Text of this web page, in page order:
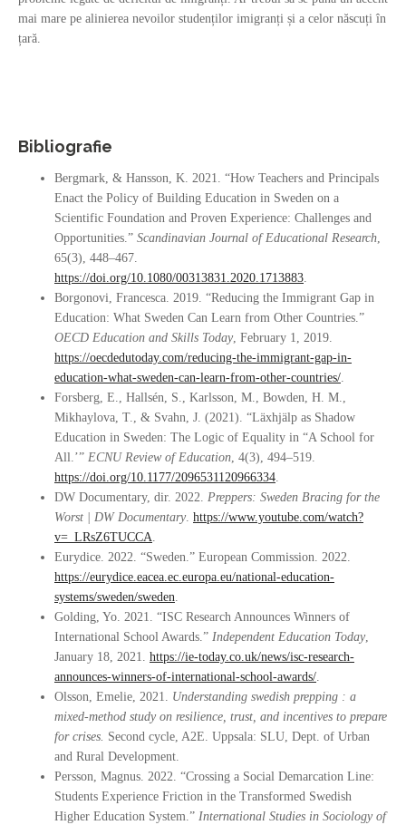
mai mare pe alinierea nevoilor studenților imigranți și a celor născuți în
țară.
Bibliografie
Bergmark, & Hansson, K. 2021. “How Teachers and Principals
Enact the Policy of Building Education in Sweden on a
Scientific Foundation and Proven Experience: Challenges and
Opportunities.” Scandinavian Journal of Educational Research,
65(3), 448–467.
https://doi.org/10.1080/00313831.2020.1713883.
Borgonovi, Francesca. 2019. “Reducing the Immigrant Gap in
Education: What Sweden Can Learn from Other Countries.”
OECD Education and Skills Today, February 1, 2019.
https://oecdedutoday.com/reducing-the-immigrant-gap-in-
education-what-sweden-can-learn-from-other-countries/.
Forsberg, E., Hallsén, S., Karlsson, M., Bowden, H. M.,
Mikhaylova, T., & Svahn, J. (2021). “Läxhjälp as Shadow
Education in Sweden: The Logic of Equality in “A School for
All.’” ECNU Review of Education, 4(3), 494–519.
https://doi.org/10.1177/2096531120966334.
DW Documentary, dir. 2022. Preppers: Sweden Bracing for the
Worst | DW Documentary. https://www.youtube.com/watch?
v=_LRsZ6TUCCA.
Eurydice. 2022. “Sweden.” European Commission. 2022.
https://eurydice.eacea.ec.europa.eu/national-education-
systems/sweden/sweden.
Golding, Yo. 2021. “ISC Research Announces Winners of
International School Awards.” Independent Education Today,
January 18, 2021. https://ie-today.co.uk/news/isc-research-
announces-winners-of-international-school-awards/.
Olsson, Emelie, 2021. Understanding swedish prepping : a
mixed-method study on resilience, trust, and incentives to prepare
for crises. Second cycle, A2E. Uppsala: SLU, Dept. of Urban
and Rural Development.
Persson, Magnus. 2022. “Crossing a Social Demarcation Line:
Students Experience Friction in the Transformed Swedish
Higher Education System.” International Studies in Sociology of